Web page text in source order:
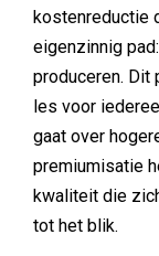
kostenreductie
eigenzinnig
produceren. Dit
les voor
gaat over
premiumisatie
kwaliteit die
tot het blik.